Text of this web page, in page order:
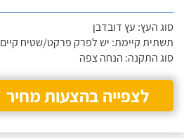
סוג העץ: עץ דובדבן
תשתית קיימת: יש לפרק פרקט/שטיח קיים
סוג התקנה: הנחה צפה
לצפייה בהצעות מחיר